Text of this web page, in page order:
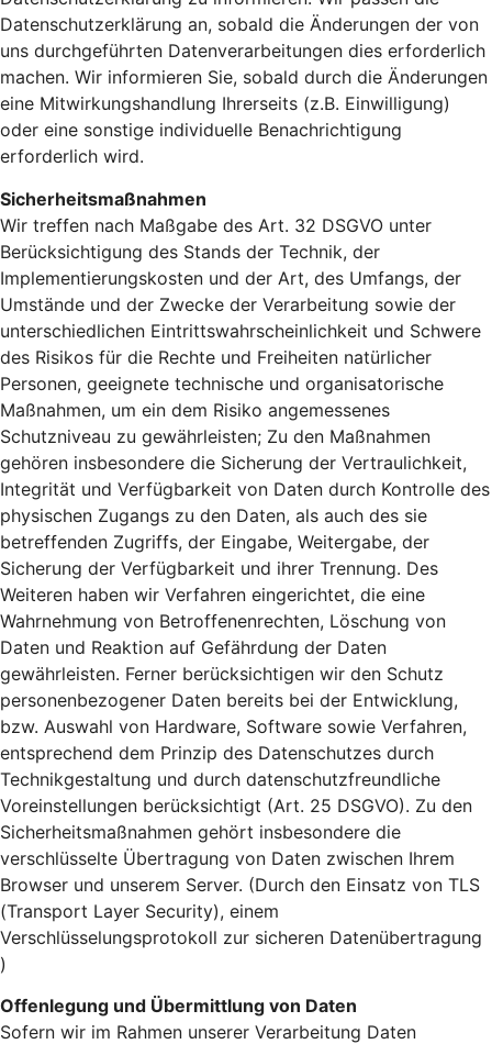
Datenschutzerklärung an, sobald die Änderungen der von
uns durchgeführten Datenverarbeitungen dies erforderlich
machen. Wir informieren Sie, sobald durch die Änderungen
eine Mitwirkungshandlung Ihrerseits (z.B. Einwilligung)
oder eine sonstige individuelle Benachrichtigung
erforderlich wird.
Sicherheitsmaßnahmen
Wir treffen nach Maßgabe des Art. 32 DSGVO unter
Berücksichtigung des Stands der Technik, der
Implementierungskosten und der Art, des Umfangs, der
Umstände und der Zwecke der Verarbeitung sowie der
unterschiedlichen Eintrittswahrscheinlichkeit und Schwere
des Risikos für die Rechte und Freiheiten natürlicher
Personen, geeignete technische und organisatorische
Maßnahmen, um ein dem Risiko angemessenes
Schutzniveau zu gewährleisten; Zu den Maßnahmen
gehören insbesondere die Sicherung der Vertraulichkeit,
Integrität und Verfügbarkeit von Daten durch Kontrolle des
physischen Zugangs zu den Daten, als auch des sie
betreffenden Zugriffs, der Eingabe, Weitergabe, der
Sicherung der Verfügbarkeit und ihrer Trennung. Des
Weiteren haben wir Verfahren eingerichtet, die eine
Wahrnehmung von Betroffenenrechten, Löschung von
Daten und Reaktion auf Gefährdung der Daten
gewährleisten. Ferner berücksichtigen wir den Schutz
personenbezogener Daten bereits bei der Entwicklung,
bzw. Auswahl von Hardware, Software sowie Verfahren,
entsprechend dem Prinzip des Datenschutzes durch
Technikgestaltung und durch datenschutzfreundliche
Voreinstellungen berücksichtigt (Art. 25 DSGVO). Zu den
Sicherheitsmaßnahmen gehört insbesondere die
verschlüsselte Übertragung von Daten zwischen Ihrem
Browser und unserem Server. (Durch den Einsatz von TLS
(Transport Layer Security), einem
Verschlüsselungsprotokoll zur sicheren Datenübertragung
)
Offenlegung und Übermittlung von Daten
Sofern wir im Rahmen unserer Verarbeitung Daten